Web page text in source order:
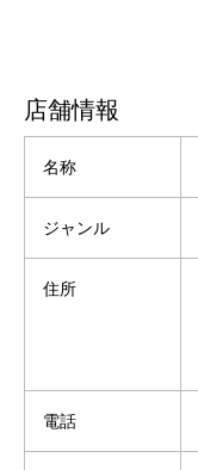
店舗情報
名称
ジャンル
住所
電話